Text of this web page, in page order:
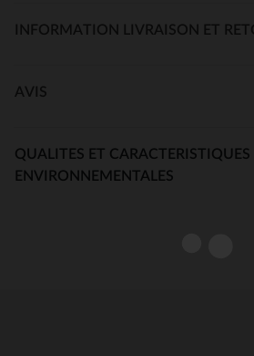
INFORMATION LIVRAISON ET
AVIS
QUALITES ET CARACTERISTIQUES
ENVIRONNEMENTALES